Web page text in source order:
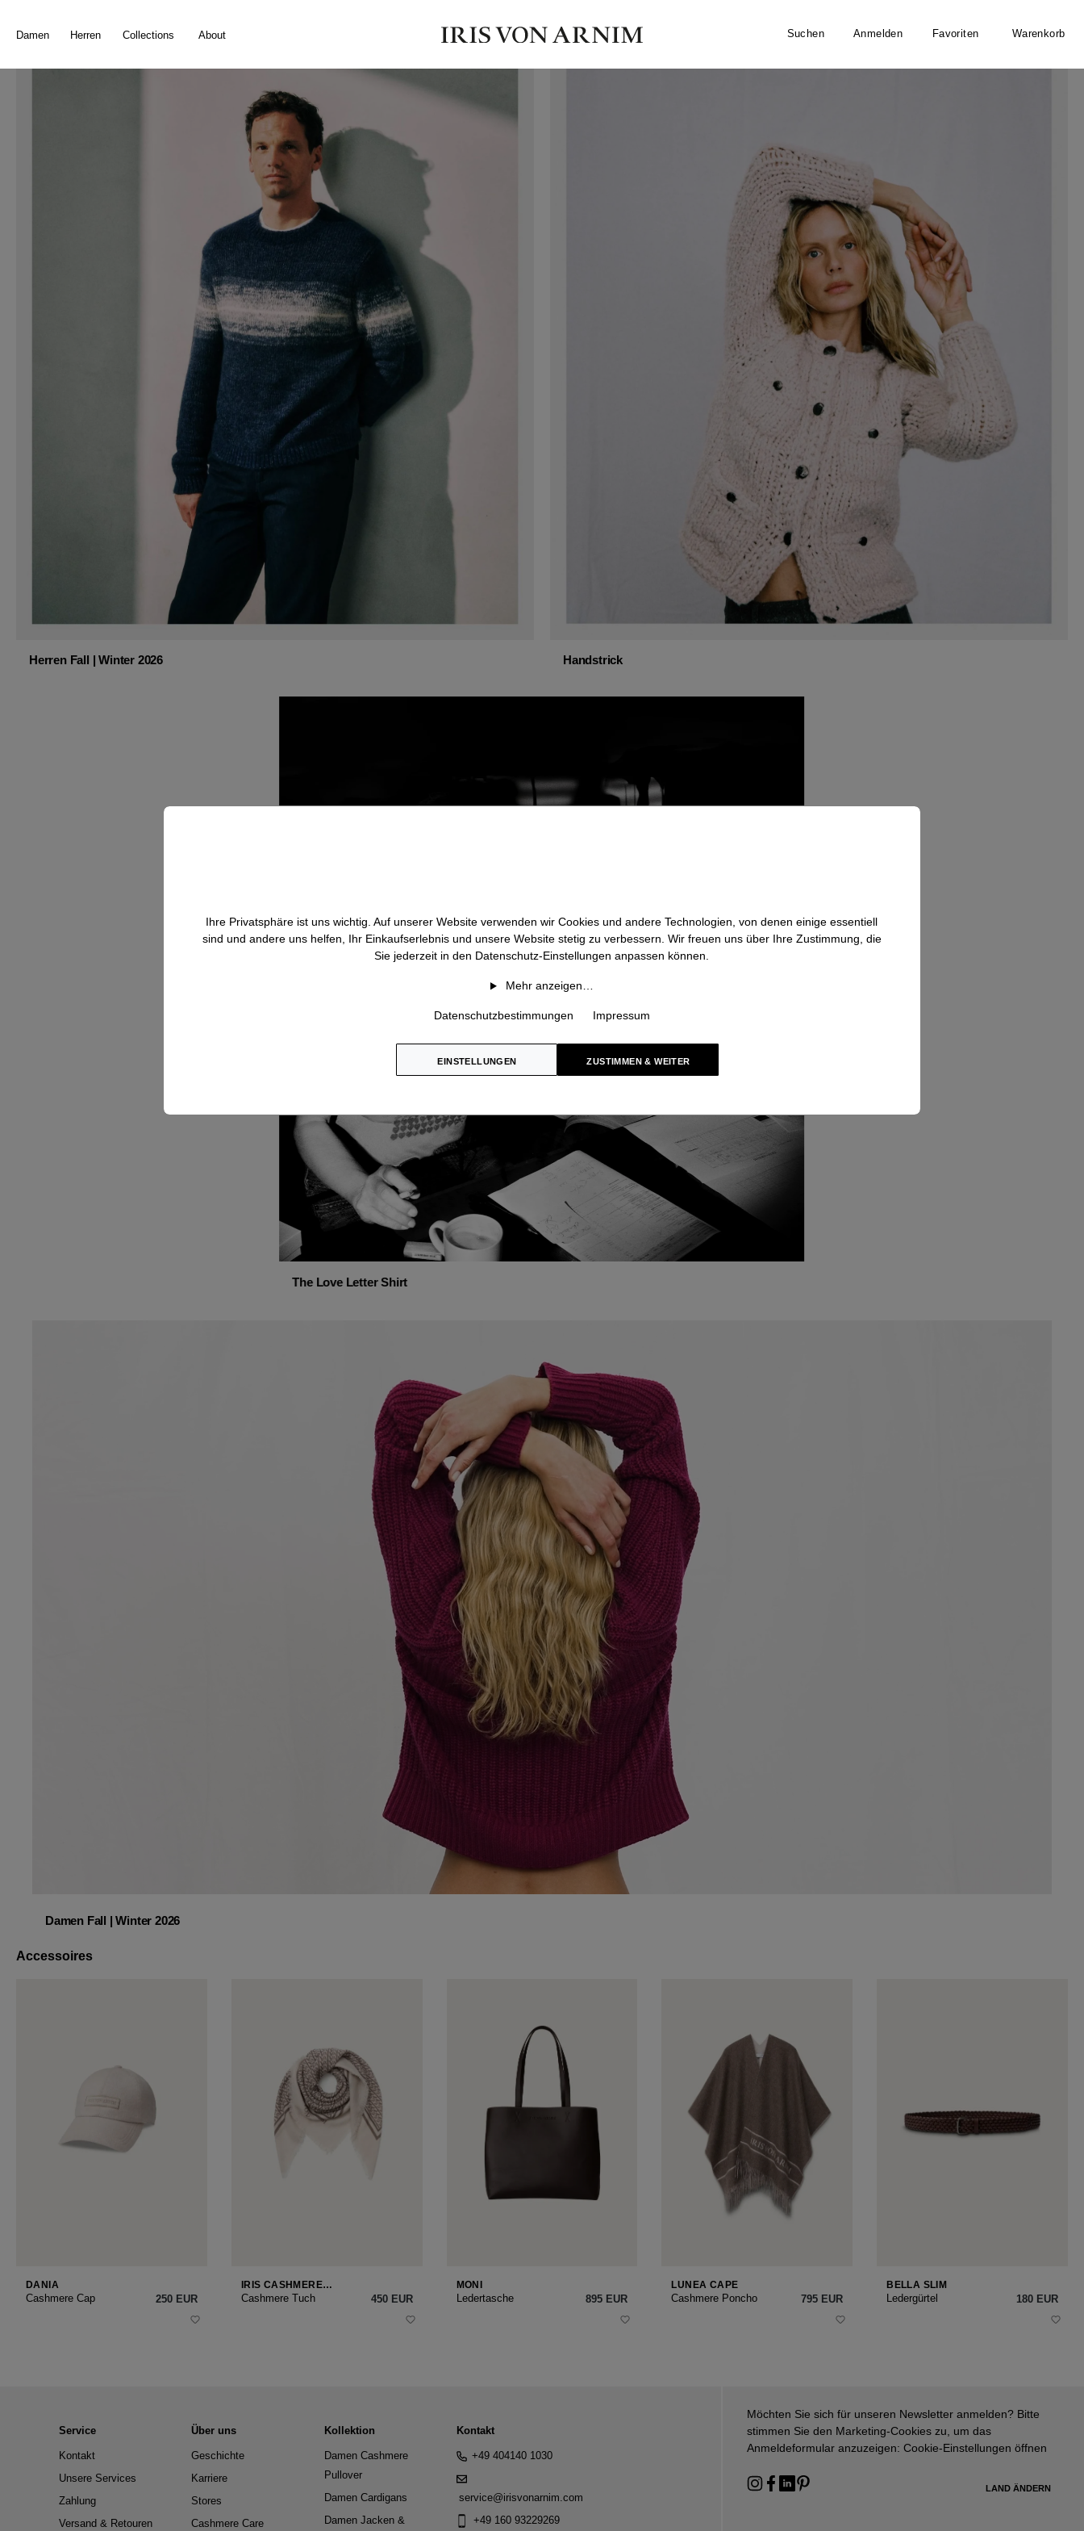
Damen Herren Collections About Suchen Anmelden Favoriten Warenkorb
Herren Fall | Winter 2026 Handstrick
The Love Letter Shirt
Damen Fall | Winter 2026
Accessoires
DANIA
Cashmere Cap 250 EUR
IRIS CASHMERE
SMALL
Cashmere Tuch 450 EUR
MONI
Ledertasche 895 EUR
LUNEA CAPE
Cashmere Poncho 795 EUR
BELLA SLIM
Ledergürtel 180 EUR
Service
Kontakt
Unsere Services
Zahlung
Versand & Retouren
Über uns
Geschichte
Karriere
Stores
Cashmere Care
Kollektion
Damen Cashmere
Pullover
Damen Cardigans
Damen Jacken &
Kontakt
+49 404140 1030
service@irisvonarnim.com
+49 160 93229269
Möchten Sie sich für unseren Newsletter anmelden? Bitte
stimmen Sie den Marketing-Cookies zu, um das
Anmeldeformular anzuzeigen: Cookie-Einstellungen öffnen
LAND ÄNDERN
Ihre Privatsphäre ist uns wichtig. Auf unserer Website verwenden wir Cookies und andere Technologien, von denen einige essentiell
sind und andere uns helfen, Ihr Einkaufserlebnis und unsere Website stetig zu verbessern. Wir freuen uns über Ihre Zustimmung, die
Sie jederzeit in den Datenschutz-Einstellungen anpassen können.
Mehr anzeigen…
Datenschutzbestimmungen Impressum
EINSTELLUNGEN ZUSTIMMEN & WEITER